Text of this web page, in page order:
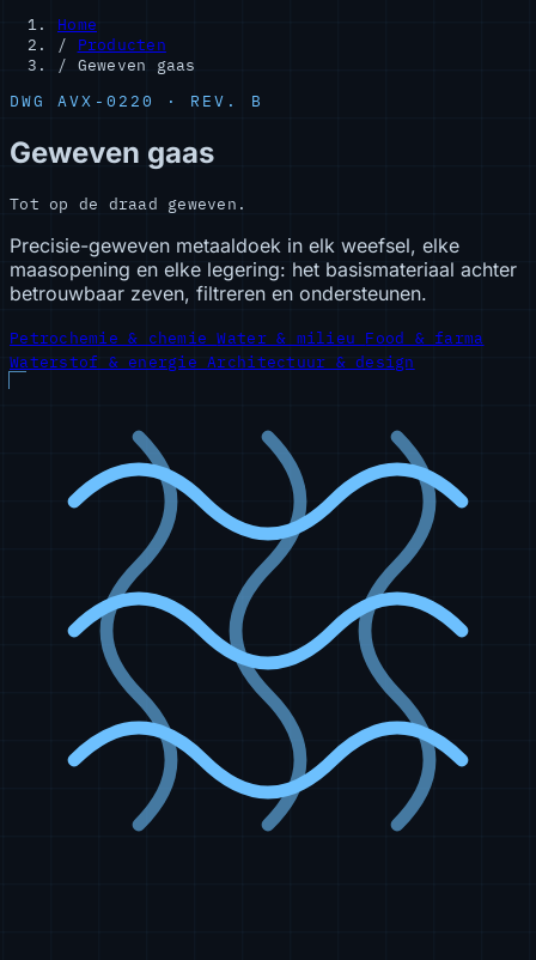
Home
/
Producten
/ Geweven gaas
DWG AVX-0220 · REV. B
Geweven gaas
Tot op de draad geweven.
Precisie-geweven metaaldoek in elk weefsel, elke
maasopening en elke legering: het basismateriaal achter
betrouwbaar zeven, filtreren en ondersteunen.
Petrochemie & chemieWater & milieu Food & farma
Waterstof & energieArchitectuur & design